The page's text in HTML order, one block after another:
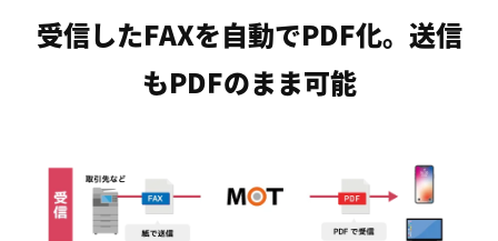
受信したFAXを自動でPDF化。送信
もPDFのまま可能